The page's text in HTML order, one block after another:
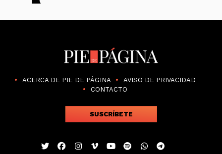
ACERCA DE PIE DE PÁGINA
AVISO DE PRIVACIDAD
CONTACTO
SUSCRÍBETE